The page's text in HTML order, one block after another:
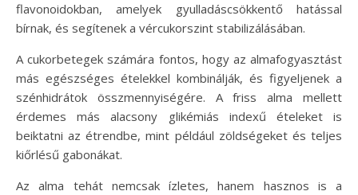
flavonoidokban, amelyek gyulladáscsökkentő hatással
bírnak, és segítenek a vércukorszint stabilizálásában.
A cukorbetegek számára fontos, hogy az almafogyasztást
más egészséges ételekkel kombinálják, és figyeljenek a
szénhidrátok összmennyiségére. A friss alma mellett
érdemes más alacsony glikémiás indexű ételeket is
beiktatni az étrendbe, mint például zöldségeket és teljes
kiőrlésű gabonákat.
Az alma tehát nemcsak ízletes, hanem hasznos is a